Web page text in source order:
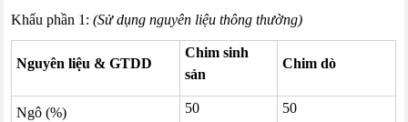
Khẩu phần 1:(Sử dụng nguyên liệu thông thường)
Nguyên liệu & GTDD
Chim sinh
sản
Chim dò
Ngô (%) 50 50